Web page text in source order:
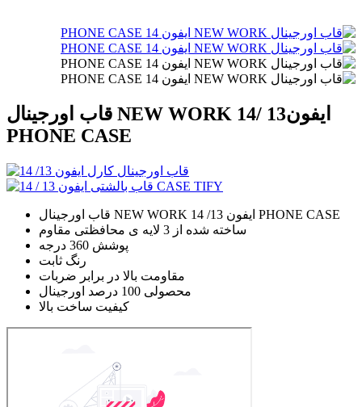
قاب اورجینال NEW WORK ایفون13 /14
PHONE CASE
قاب اورجینال NEW WORK ایفون 13/ 14 PHONE CASE
ساخته شده از 3 لایه ی محافظتی مقاوم
پوشش 360 درجه
رنگ ثابت
مقاومت بالا در برابر ضربات
محصولی 100 درصد اورجینال
کیفیت ساخت بالا